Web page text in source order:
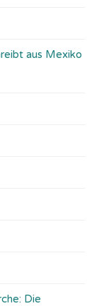
aus Mexiko
Die